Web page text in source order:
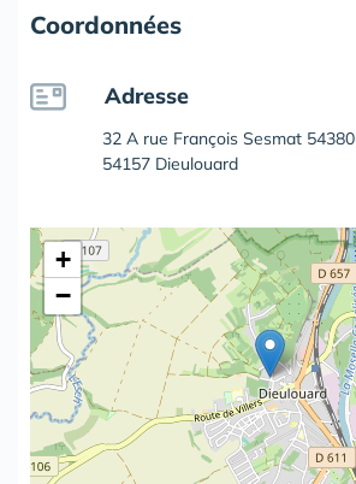
Coordonnées
Adresse
32 A rue François Sesmat 54380
54157 Dieulouard
+
−